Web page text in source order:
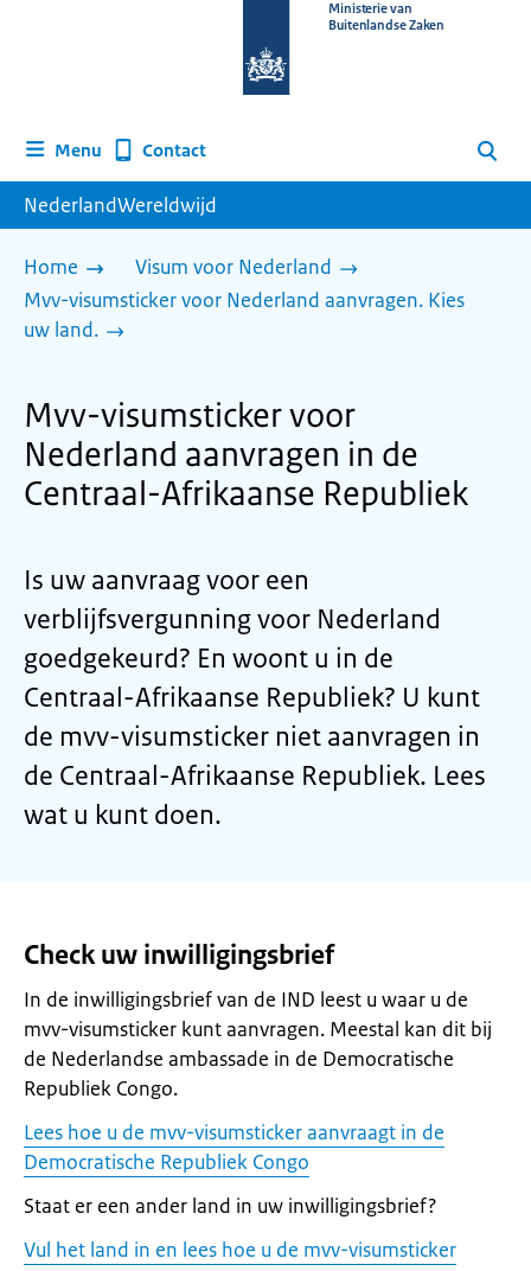
homepage
Ministerie van
Buitenlandse Zaken
Menu Contact Zoeken
NederlandWereldwijd
Home
Visum voor Nederland
Mvv-visumsticker voor Nederland aanvragen. Kies
uw land.
Mvv-visumsticker voor
Nederland aanvragen in de
Centraal-Afrikaanse Republiek
Is uw aanvraag voor een
verblijfsvergunning voor Nederland
goedgekeurd? En woont u in de
Centraal-Afrikaanse Republiek? U kunt
de mvv-visumsticker niet aanvragen in
de Centraal-Afrikaanse Republiek. Lees
wat u kunt doen.
Check uw inwilligingsbrief
In de inwilligingsbrief van de IND leest u waar u de
mvv-visumsticker kunt aanvragen. Meestal kan dit bij
de Nederlandse ambassade in de Democratische
Republiek Congo.
Lees hoe u de mvv-visumsticker aanvraagt in de
Democratische Republiek Congo
Staat er een ander land in uw inwilligingsbrief?
Vul het land in en lees hoe u de mvv-visumsticker